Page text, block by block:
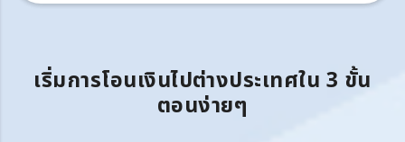
เริ่มการโอนเงินไปต่างประเทศใน 3 ขั้น
ตอนง่ายๆ